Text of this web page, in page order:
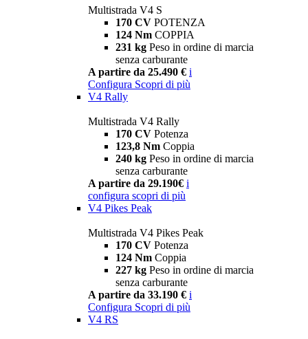
Multistrada V4 S
170 CV POTENZA
124 Nm COPPIA
231 kg Peso in ordine di marcia
senza carburante
A partire da 25.490 € i
Configura Scopri di più
V4 Rally
Multistrada V4 Rally
170 CV Potenza
123,8 Nm Coppia
240 kg Peso in ordine di marcia
senza carburante
A partire da 29.190€ i
configura scopri di più
V4 Pikes Peak
Multistrada V4 Pikes Peak
170 CV Potenza
124 Nm Coppia
227 kg Peso in ordine di marcia
senza carburante
A partire da 33.190 € i
Configura Scopri di più
V4 RS